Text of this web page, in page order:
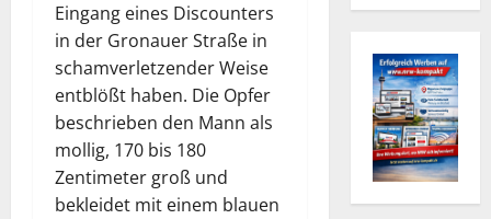
Eingang eines Discounters
in der Gronauer Straße in
schamverletzender Weise
entblößt haben. Die Opfer
beschrieben den Mann als
mollig, 170 bis 180
Zentimeter groß und
bekleidet mit einem blauen